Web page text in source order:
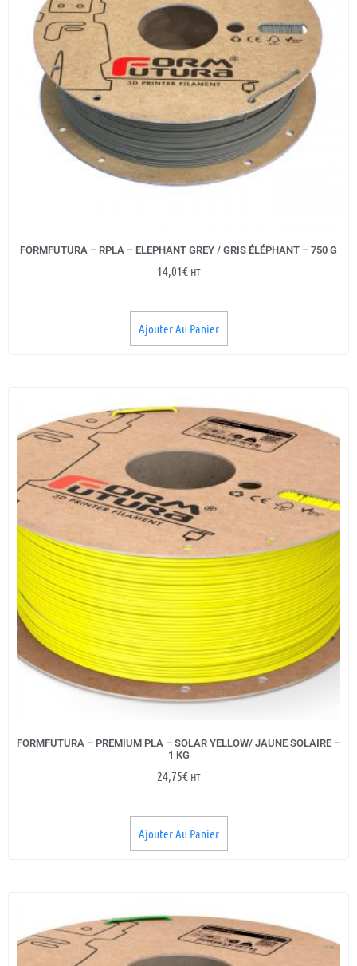
FORMFUTURA – RPLA – ELEPHANT GREY / GRIS ÉLÉPHANT – 750 G
14,01€ HT
Ajouter Au Panier
FORMFUTURA – PREMIUM PLA – SOLAR YELLOW/ JAUNE SOLAIRE –
1 KG
24,75€ HT
Ajouter Au Panier